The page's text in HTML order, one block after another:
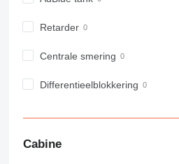
Retarder
Centrale smering
Differentieelblokkering
Cabine